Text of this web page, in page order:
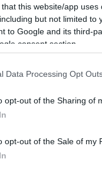
that this website/app
but not limited to
to Google and its third-
consent section.
Data Processing Opt
opt-out of the Sharing of
opt-out of the Sale of my